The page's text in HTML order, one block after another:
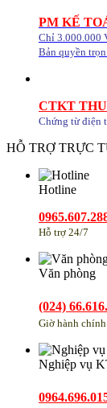
PM KẾ
Chỉ 3.000.000
Bản quyền
CTKT
Chứng từ điện
HỖ TRỢ TRỰC
Hotline
Hỗ trợ 24/7
Văn phòng
(024)
Giờ hành chính
Nghiệp vụ